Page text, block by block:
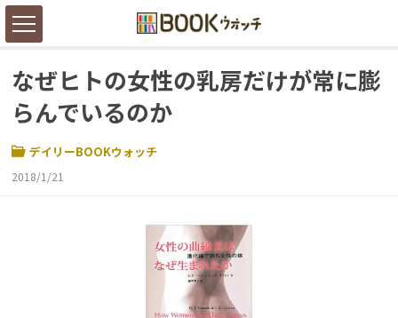
なぜヒトの女性の乳房だけが常に膨
らんでいるのか
デイリーBOOKウォッチ
2018/1/21